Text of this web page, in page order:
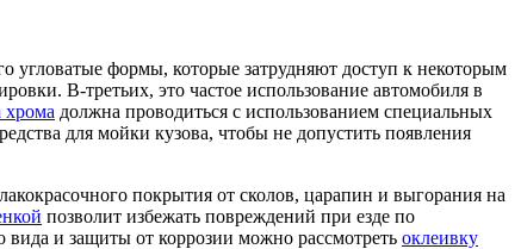
угловатые формы, которые затрудняют доступ к некоторым
В-третьих, это частое использование автомобиля в
хрома должна проводиться с использованием специальных
для мойки кузова, чтобы не допустить появления
покрытия от сколов, царапин и выгорания на
позволит избежать повреждений при езде по
и защиты от коррозии можно рассмотреть оклеивку